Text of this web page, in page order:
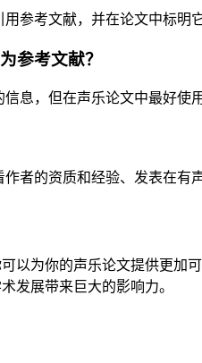
参考文献，并在论文中标明
参考文献？
息，但在声乐论文中最好使
者的资质和经验、发表在有
以为你的声乐论文提供更加
发展带来巨大的影响力。